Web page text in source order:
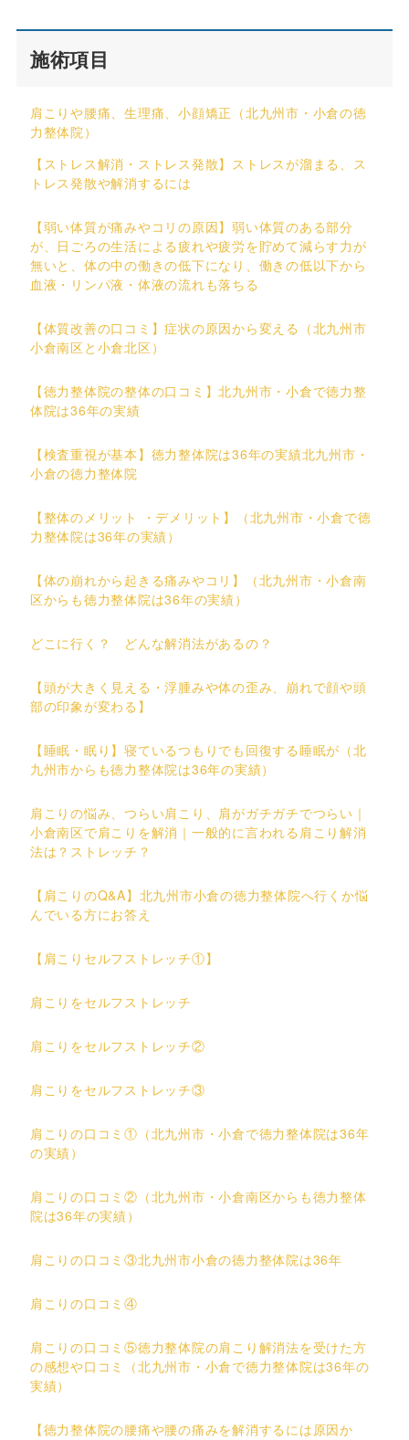
施術項目
肩こりや腰痛、生理痛、小顔矯正（北九州市・小倉の徳
力整体院）
【ストレス解消・ストレス発散】ストレスが溜まる、ス
トレス発散や解消するには
【弱い体質が痛みやコリの原因】弱い体質のある部分
が、日ごろの生活による疲れや疲労を貯めて減らす力が
無いと、体の中の働きの低下になり、働きの低以下から
血液・リンパ液・体液の流れも落ちる
【体質改善の口コミ】症状の原因から変える（北九州市
小倉南区と小倉北区）
【徳力整体院の整体の口コミ】北九州市・小倉で徳力整
体院は36年の実績
【検査重視が基本】徳力整体院は36年の実績北九州市・
小倉の徳力整体院
【整体のメリット ・デメリット】（北九州市・小倉で徳
力整体院は36年の実績）
【体の崩れから起きる痛みやコリ】（北九州市・小倉南
区からも徳力整体院は36年の実績）
どこに行く？ どんな解消法があるの？
【頭が大きく見える・浮腫みや体の歪み、崩れで顔や頭
部の印象が変わる】
【睡眠・眠り】寝ているつもりでも回復する睡眠が（北
九州市からも徳力整体院は36年の実績）
肩こりの悩み、つらい肩こり、肩がガチガチでつらい｜
小倉南区で肩こりを解消｜一般的に言われる肩こり解消
法は？ストレッチ？
【肩こりのQ&A】北九州市小倉の徳力整体院へ行くか悩
んでいる方にお答え
【肩こりセルフストレッチ①】
肩こりをセルフストレッチ
肩こりをセルフストレッチ②
肩こりをセルフストレッチ③
肩こりの口コミ①（北九州市・小倉で徳力整体院は36年
の実績）
肩こりの口コミ②（北九州市・小倉南区からも徳力整体
院は36年の実績）
肩こりの口コミ③北九州市小倉の徳力整体院は36年
肩こりの口コミ④
肩こりの口コミ⑤徳力整体院の肩こり解消法を受けた方
の感想や口コミ（北九州市・小倉で徳力整体院は36年の
実績）
【徳力整体院の腰痛や腰の痛みを解消するには原因か